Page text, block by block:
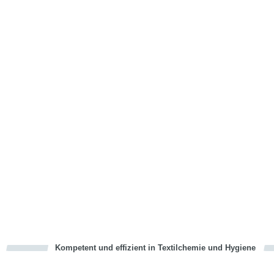
Kompetent und effizient in Textilchemie und Hygiene